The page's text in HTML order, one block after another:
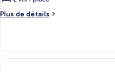
type
de
Chambre
Deluxe
Plus de détails
Plus
le
type
de